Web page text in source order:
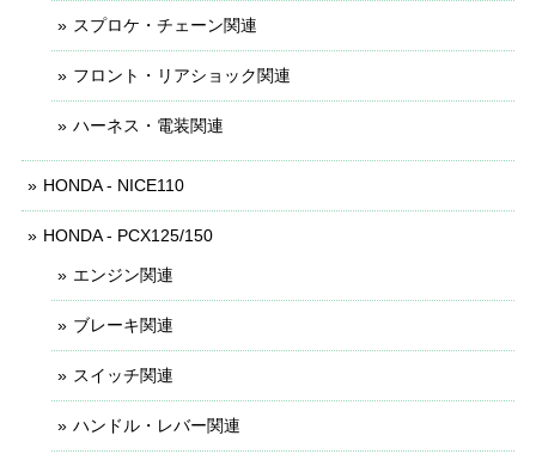
スプロケ・チェーン関連
フロント・リアショック関連
ハーネス・電装関連
HONDA - NICE110
HONDA - PCX125/150
エンジン関連
ブレーキ関連
スイッチ関連
ハンドル・レバー関連